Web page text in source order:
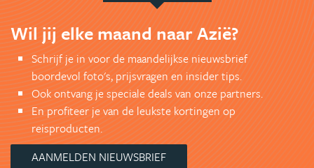
Wil jij elke maand naar Azië?
Schrijf je in voor de maandelijkse nieuwsbrief
boordevol foto's, prijsvragen en insider tips.
Ook ontvang je speciale deals van onze partners.
En profiteer je van de leukste kortingen op
reisproducten.
AANMELDEN NIEUWSBRIEF